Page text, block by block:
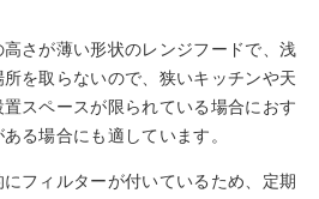
高さが薄い形状のレンジフードで、浅
を取らないので、狭いキッチンや天
スペースが限られている場合におす
る場合にも適しています。
フィルターが付いているため、定期